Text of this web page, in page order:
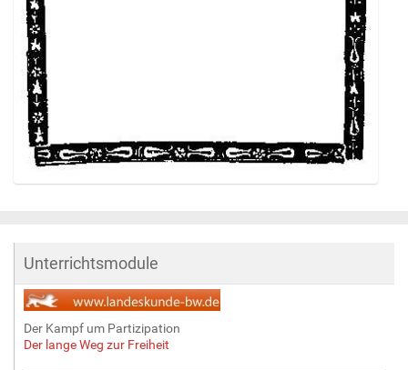
e
B
i
d
Unterrichtsmodule
Der Kampf um Partizipation
Der lange Weg zur Freiheit